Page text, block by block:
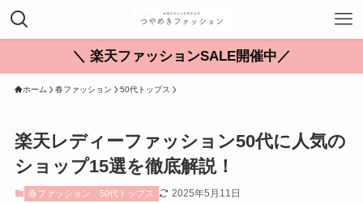
＼ 楽天ファッションSALE開催中／
ホーム 春ファッション 50代トップス
楽天レディーファッション50代に人気の
ショップ15選を徹底解説！
春ファッション 50代トップス 2025年5月11日